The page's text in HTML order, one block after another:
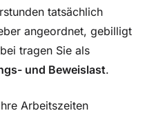
tatsächlich
angeordnet, gebilligt
tragen Sie als
und Beweislast.
Arbeitszeiten